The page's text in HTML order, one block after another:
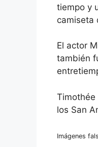
tiempo y
camiseta
El actor
también
Timothée
los San
Imágenes